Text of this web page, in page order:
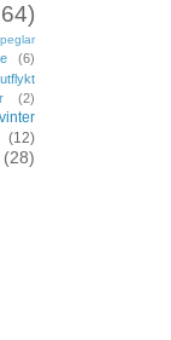
(6)
utflykt
(2)
vinter
(12)
(28)